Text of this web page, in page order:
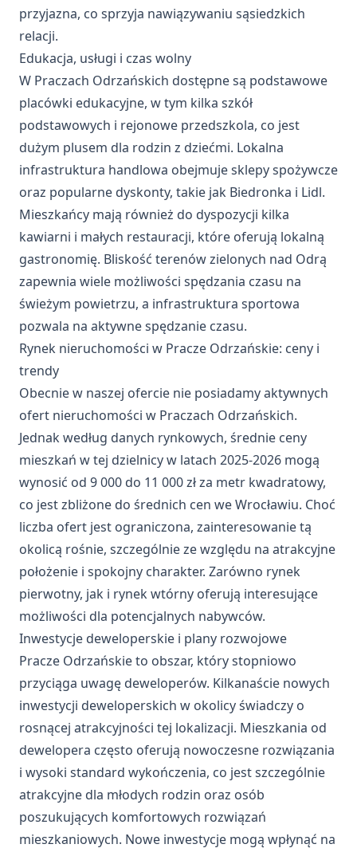
przyjazna, co sprzyja nawiązywaniu sąsiedzkich
relacji.
Edukacja, usługi i czas wolny
W Praczach Odrzańskich dostępne są podstawowe
placówki edukacyjne, w tym kilka szkół
podstawowych i rejonowe przedszkola, co jest
dużym plusem dla rodzin z dziećmi. Lokalna
infrastruktura handlowa obejmuje sklepy spożywcze
oraz popularne dyskonty, takie jak Biedronka i Lidl.
Mieszkańcy mają również do dyspozycji kilka
kawiarni i małych restauracji, które oferują lokalną
gastronomię. Bliskość terenów zielonych nad Odrą
zapewnia wiele możliwości spędzania czasu na
świeżym powietrzu, a infrastruktura sportowa
pozwala na aktywne spędzanie czasu.
Rynek nieruchomości w Pracze Odrzańskie: ceny i
trendy
Obecnie w naszej ofercie nie posiadamy aktywnych
ofert nieruchomości w Praczach Odrzańskich.
Jednak według danych rynkowych, średnie ceny
mieszkań w tej dzielnicy w latach 2025-2026 mogą
wynosić od 9 000 do 11 000 zł za metr kwadratowy,
co jest zbliżone do średnich cen we Wrocławiu. Choć
liczba ofert jest ograniczona, zainteresowanie tą
okolicą rośnie, szczególnie ze względu na atrakcyjne
położenie i spokojny charakter. Zarówno rynek
pierwotny, jak i rynek wtórny oferują interesujące
możliwości dla potencjalnych nabywców.
Inwestycje deweloperskie i plany rozwojowe
Pracze Odrzańskie to obszar, który stopniowo
przyciąga uwagę deweloperów. Kilkanaście nowych
inwestycji deweloperskich w okolicy świadczy o
rosnącej atrakcyjności tej lokalizacji. Mieszkania od
dewelopera często oferują nowoczesne rozwiązania
i wysoki standard wykończenia, co jest szczególnie
atrakcyjne dla młodych rodzin oraz osób
poszukujących komfortowych rozwiązań
mieszkaniowych. Nowe inwestycje mogą wpłynąć na